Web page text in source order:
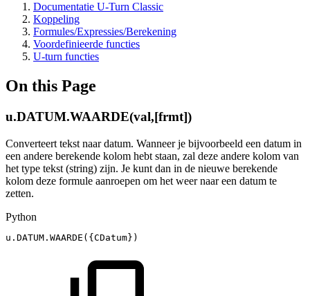
Documentatie U-Turn Classic
Koppeling
Formules/Expressies/Berekening
Voordefinieerde functies
U-turn functies
On this Page
u.DATUM.WAARDE(val,[frmt])
Converteert tekst naar datum. Wanneer je bijvoorbeeld een datum in
een andere berekende kolom hebt staan, zal deze andere kolom van
het type tekst (string) zijn. Je kunt dan in de nieuwe berekende
kolom deze formule aanroepen om het weer naar een datum te
zetten.
Python
u . DATUM . WAARDE ( {CDatum} )